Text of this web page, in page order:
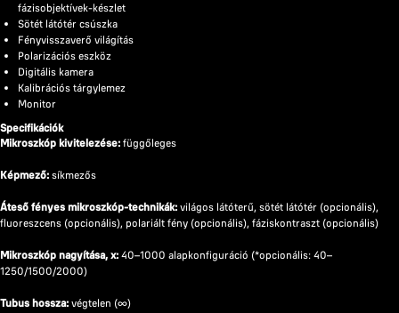
fázisobjektívek-készlet
Sötét látótér csúszka
Fényvisszaverő világítás
Polarizációs eszköz
Digitális kamera
Kalibrációs tárgylemez
Monitor
Specifikációk
Mikroszkóp kivitelezése: függőleges
Képmező: síkmezős
Áteső fényes mikroszkóp-technikák: világos látóterű, sötét látótér (opcionális),
fluoreszcens (opcionális), polariált fény (opcionális), fáziskontraszt (opcionális)
Mikroszkóp nagyítása, x: 40–1000 alapkonfiguráció (*opcionális: 40–
1250/1500/2000)
Tubus hossza: végtelen (∞)